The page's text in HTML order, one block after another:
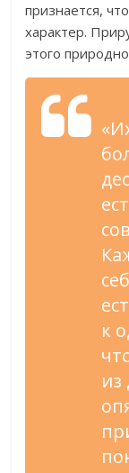
признается,
характер.
этого
к
из